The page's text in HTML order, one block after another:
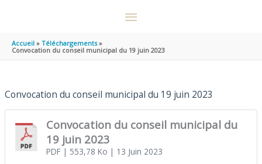
MENU
PRINCIPAL
Accueil
Téléchargements
Convocation du conseil municipal du 19 juin 2023
Convocation du conseil municipal du 19 juin 2023
Convocation du conseil municipal du
19 juin 2023
PDF| 553,78 Ko | 13 Juin 2023